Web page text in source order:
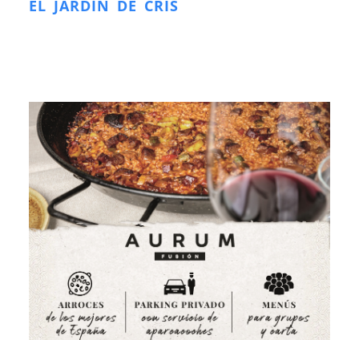
EL JARDÍN DE CRIS